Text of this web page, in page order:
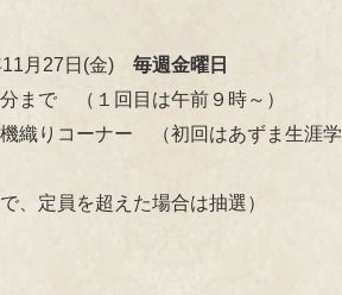
11月27日(金) 毎週金曜日
まで （１回目は午前９時～）
織りコーナー （初回はあずま生涯学
、定員を超えた場合は抽選）